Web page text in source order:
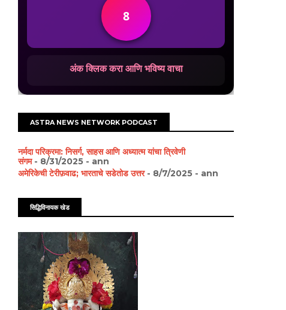
8
अंक क्लिक करा आणि भविष्य वाचा
ASTRA NEWS NETWORK PODCAST
नर्मदा परिक्रमा: निसर्ग, साहस आणि अध्यात्म यांचा त्रिवेणी
संगम- 8/31/2025 - ann
अमेरिकेची टेरीफ़वाढ; भारताचे सडेतोड उत्तर- 8/7/2025 - ann
सिद्धिविनायक खेड